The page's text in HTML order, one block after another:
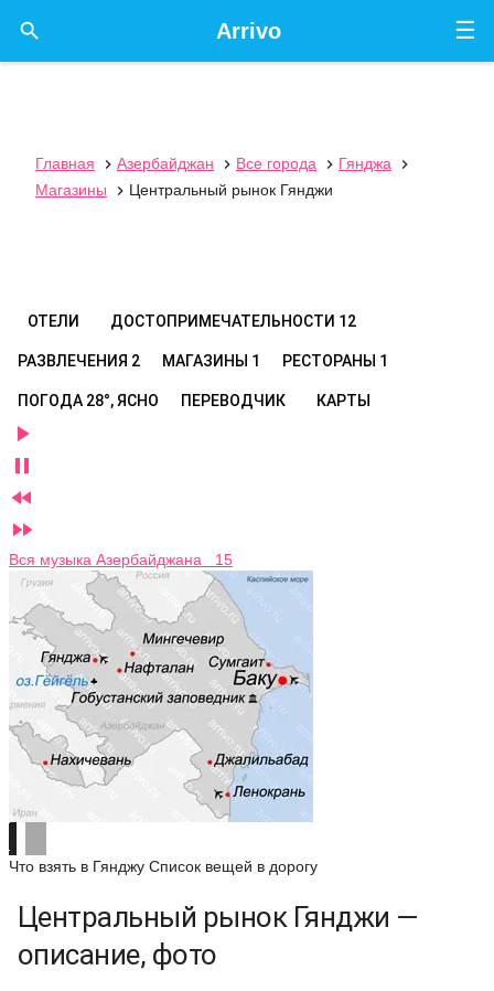
☰
Arrivo

Главная  Азербайджан  Все города  Гянджа

Магазины
 Центральный рынок Гянджи
ОТЕЛИ ДОСТОПРИМЕЧАТЕЛЬНОСТИ 12
РАЗВЛЕЧЕНИЯ 2 МАГАЗИНЫ 1 РЕСТОРАНЫ 1
ПОГОДА 28°, ЯСНО ПЕРЕВОДЧИК КАРТЫ




Вся музыка Азербайджана 15
Что взять в Гянджу Список вещей в дорогу
Центральный рынок Гянджи —
описание, фото